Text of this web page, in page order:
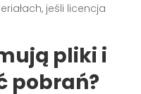
jeśli licencja
pliki i
pobrań?